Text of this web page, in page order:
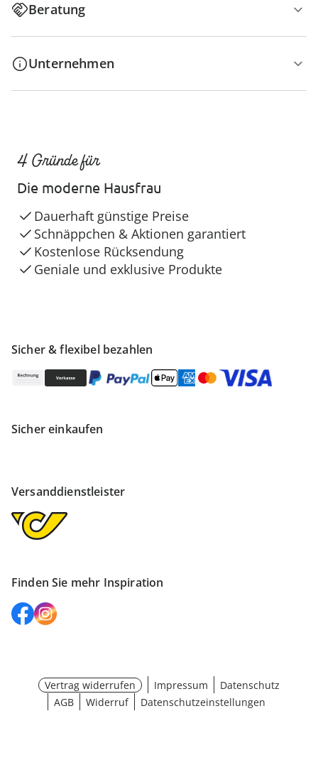
Beratung
Unternehmen
Sicher & flexibel bezahlen
Sicher einkaufen
Versanddienstleister
Finden Sie mehr Inspiration
4 Gründe für
Die moderne Hausfrau
Dauerhaft günstige Preise
Schnäppchen & Aktionen garantiert
Kostenlose Rücksendung
Geniale und exklusive Produkte
Vertrag widerrufen Impressum
Datenschutz
AGB
Widerruf Datenschutzeinstellungen